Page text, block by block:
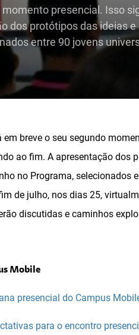
presencial. Isso
dos protótipos das ideias
entre 90 jovens
em breve o seu segundo
ao fim. A apresentação dos
no Programa, selecionados
de julho, nos dias 25,
discutidas e caminhos
Mobile
presencial do Campus
para o encontro